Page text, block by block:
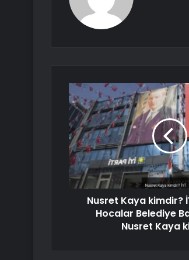
Nusret Kaya kimdir?
Hocalar Belediye
Nusret Kaya